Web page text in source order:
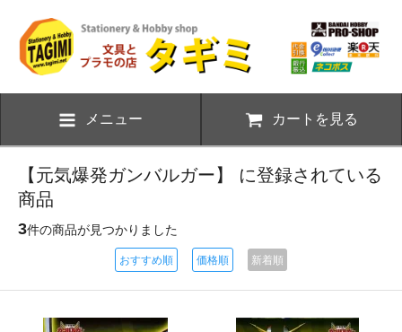
メニュー カートを見る
【元気爆発ガンバルガー】 に登録されている
商品
3件の商品が見つかりました
おすすめ順 価格順 新着順